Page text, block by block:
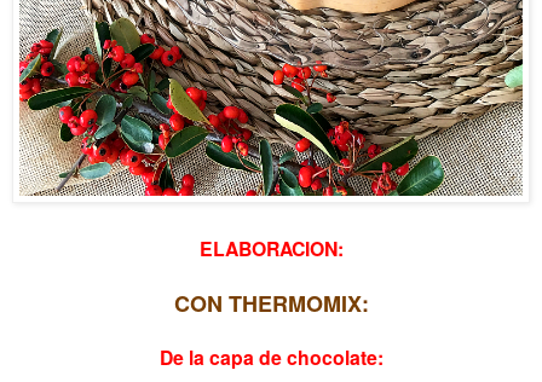
ELABORACION:
CON THERMOMIX:
De la capa de chocolate: